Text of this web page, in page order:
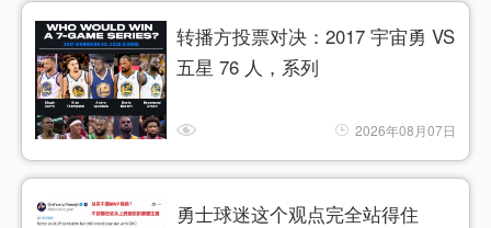
转播方投票对决：2017 宇宙勇 VS
五星 76 人，系列
2026年08月07日
勇士球迷这个观点完全站得住